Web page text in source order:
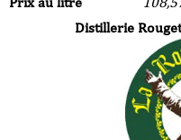
Distillerie